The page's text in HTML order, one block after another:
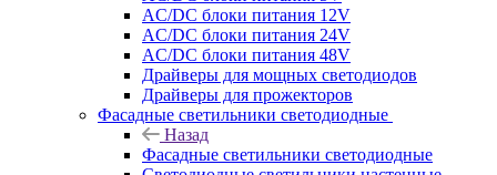
AC/DC блоки питания 12V
AC/DC блоки питания 24V
AC/DC блоки питания 48V
Драйверы для мощных светодиодов
Драйверы для прожекторов
Фасадные светильники светодиодные
Назад
Фасадные светильники светодиодные